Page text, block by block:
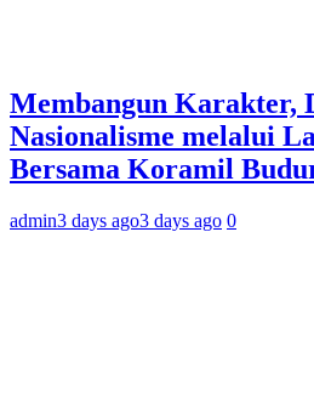
Membangun Karakter,
Nasionalisme melalui
Bersama Koramil
admin3 days ago3 days ago 0